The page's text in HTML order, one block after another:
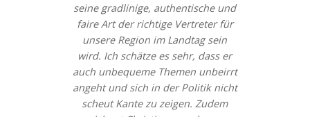
seine gradlinige, authentische und
faire Art der richtige Vertreter für
unsere Region im Landtag sein
wird. Ich schätze es sehr, dass er
auch unbequeme Themen unbeirrt
angeht und sich in der Politik nicht
scheut Kante zu zeigen. Zudem